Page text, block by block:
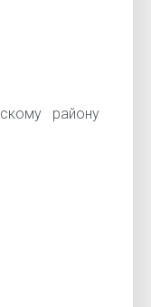
району